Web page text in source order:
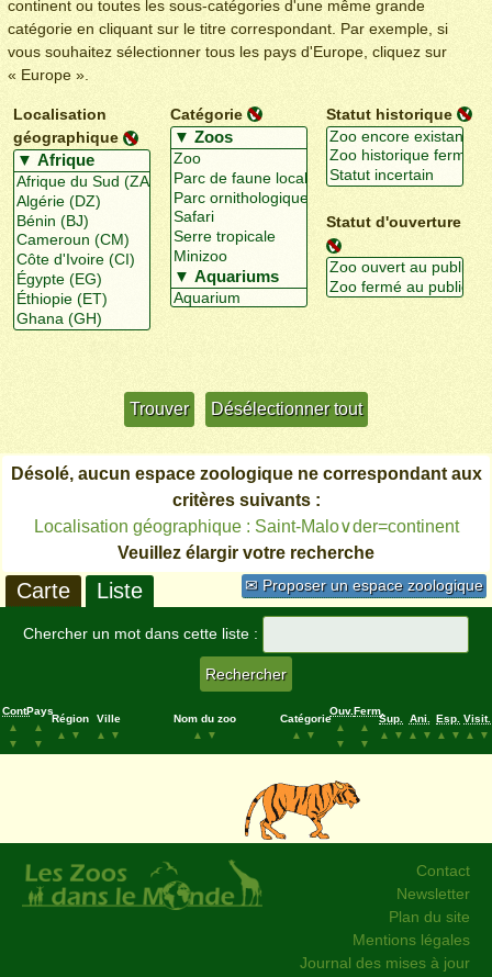
continent ou toutes les sous-catégories d'une même grande
catégorie en cliquant sur le titre correspondant. Par exemple, si
vous souhaitez sélectionner tous les pays d'Europe, cliquez sur
« Europe ».
Localisation
géographique
Catégorie Statut historique
Statut d'ouverture
Désolé, aucun espace zoologique ne correspondant aux
critères suivants :
Localisation géographique : Saint-Malo∨der=continent
Veuillez élargir votre recherche
✉ Proposer un espace zoologique
Carte Liste
Chercher un mot dans cette liste :
Cont.
▲
▼
Pays
▲
▼
Région
▲
▼
Ville
▲
▼
Nom du zoo
▲
▼
Catégorie
▲
▼
Ouv.
▲
▼
Ferm.
▲
▼
Sup.
▲
▼
Ani.
▲
▼
Esp.
▲
▼
Visit.
▲
▼
Contact
Newsletter
Plan du site
Mentions légales
Journal des mises à jour